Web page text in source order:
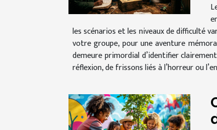
les scénarios et les niveaux de difficulté
votre groupe, pour une aventure
demeure primordial d’identifier
réflexion, de frissons liés à l’horreur ou